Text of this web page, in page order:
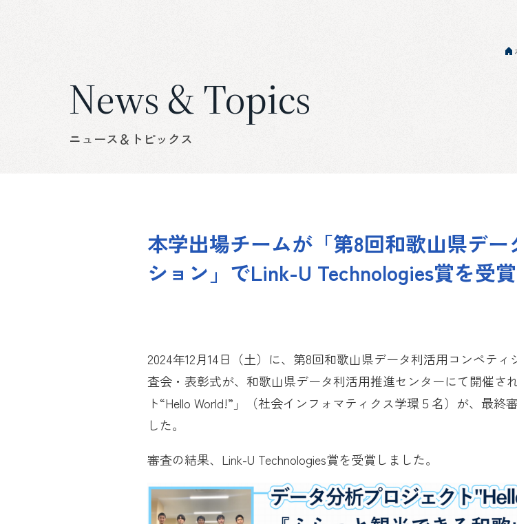
News & Topics
ニュース＆トピックス
本学出場チームが「第8回和歌山県デー
ション」でLink-U Technologies賞を受賞
2024年12月14日（土）に、第8回和歌山県データ利活用コンペテ
査会・表彰式が、和歌山県データ利活用推進センターにて開催さ
ト“Hello World!”」（社会インフォマティクス学環５名）が、最終
した。
審査の結果、Link-U Technologies賞を受賞しました。